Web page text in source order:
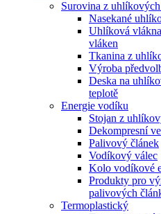
Surovina z
Nasekané
Uhlíková
vláken
Tkanina z
Výroba
Deska na
teplotě
Energie vodíku
Stojan z
Dekompresní
Palivový článek
Vodíkový válec
Kolo vodíkové
Produkty pro
palivových
Termoplastický